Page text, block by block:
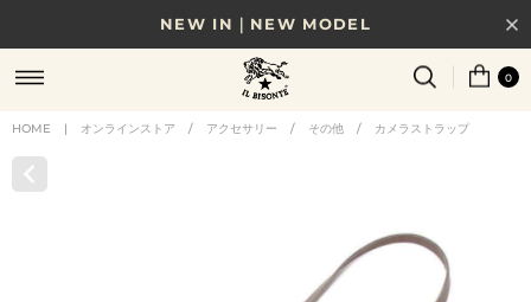
NEW IN｜NEW MODEL
8/17(月)10時まで｜税込11,000円以上で送料無料
贈る相手やシーンから選べる、新しいギフトガイド
0
HOME | オンラインストア / アクセサリー / その他 / カメラストラップ